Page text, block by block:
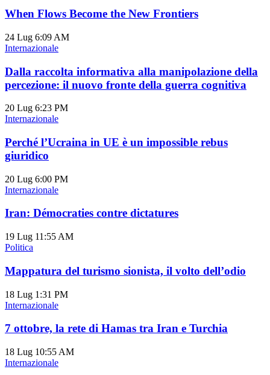
When Flows Become the New Frontiers
24 Lug 6:09 AM
Internazionale
Dalla raccolta informativa alla manipolazione della
percezione: il nuovo fronte della guerra cognitiva
20 Lug 6:23 PM
Internazionale
Perché l’Ucraina in UE è un impossible rebus
giuridico
20 Lug 6:00 PM
Internazionale
Iran: Démocraties contre dictatures
19 Lug 11:55 AM
Politica
Mappatura del turismo sionista, il volto dell’odio
18 Lug 1:31 PM
Internazionale
7 ottobre, la rete di Hamas tra Iran e Turchia
18 Lug 10:55 AM
Internazionale